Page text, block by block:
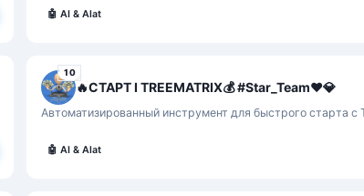
🤖 AI & Alat
10
🔥СТАРТ I TREEMATRIX💰 #Star_Team❤️💎
Автоматизированный инструмент для быстрого старта с
🤖 AI & Alat